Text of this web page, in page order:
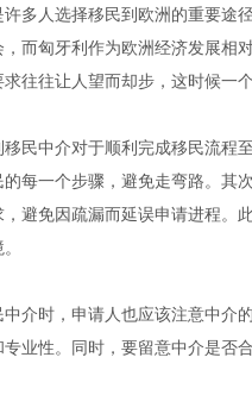
多人选择移民到欧洲的重要途
而匈牙利作为欧洲经济发展相
往往让人望而却步，这时候一
民中介对于顺利完成移民流程
每一个步骤，避免走弯路。其
避免因疏漏而延误申请进程。
介时，申请人也应该注意中介
业性。同时，要留意中介是否